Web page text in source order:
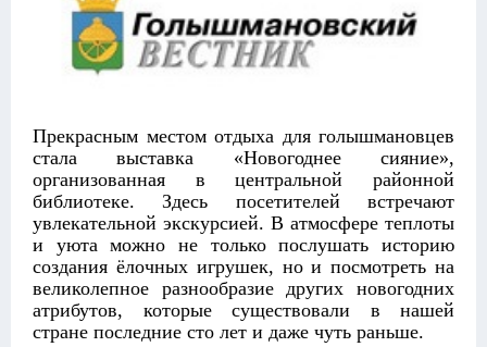
Прекрасным местом отдыха для голышмановцев
стала выставка «Новогоднее сияние»,
организованная в центральной районной
библиотеке. Здесь посетителей встречают
увлекательной экскурсией. В атмосфере теплоты
и уюта можно не только послушать историю
создания ёлочных игрушек, но и посмотреть на
великолепное разнообразие других новогодних
атрибутов, которые существовали в нашей
стране последние сто лет и даже чуть раньше.